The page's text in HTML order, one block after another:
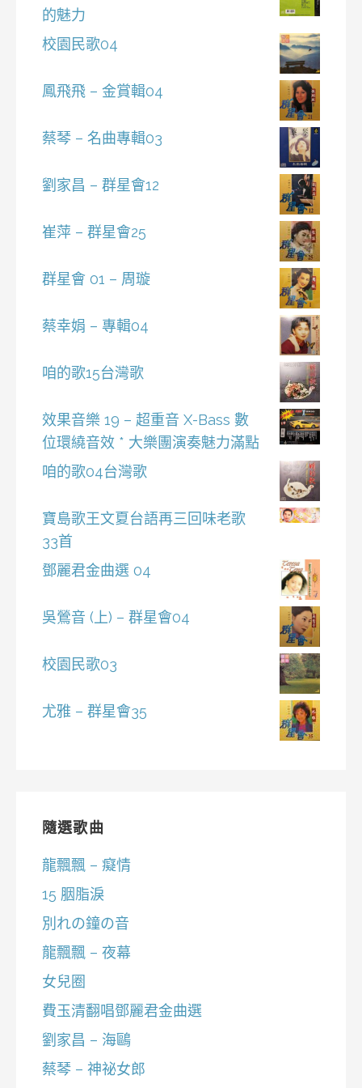
的魅力
校園民歌04
鳳飛飛 – 金賞輯04
蔡琴 – 名曲專輯03
劉家昌 – 群星會12
崔萍 – 群星會25
群星會 01 – 周璇
蔡幸娟 – 專輯04
咱的歌15台灣歌
效果音樂 19 – 超重音 X-Bass 數
位環繞音效 * 大樂團演奏魅力滿點
咱的歌04台灣歌
寶島歌王文夏台語再三回味老歌
33首
鄧麗君金曲選 04
吳鶯音 (上) – 群星會04
校園民歌03
尤雅 – 群星會35
隨選歌曲
龍飄飄 – 癡情
15 胭脂淚
別れの鐘の音
龍飄飄 – 夜幕
女兒圈
費玉清翻唱鄧麗君金曲選
劉家昌 – 海鷗
蔡琴 – 神祕女郎